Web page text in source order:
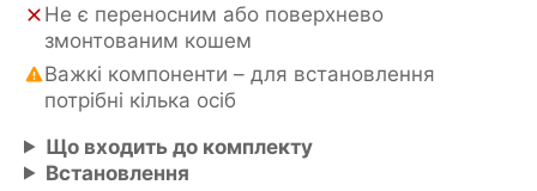
Не є переносним або поверхнево
змонтованим кошем
Важкі компоненти – для встановлення
потрібні кілька осіб
Що входить до комплекту
Встановлення